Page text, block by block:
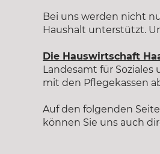
Bei uns werden nicht
Haushalt unterstützt.
Die Hauswirtschaft
Landesamt für
mit den Pflegekassen
Auf den folgenden
können Sie uns auch